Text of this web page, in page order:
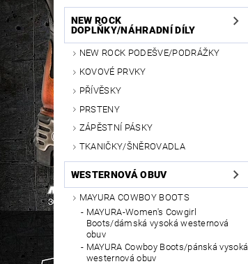
NEW ROCK
DOPLŇKY/NÁHRADNÍ DÍLY
NEW ROCK PODEŠVE/PODRÁŽKY
KOVOVÉ PRVKY
PŘÍVĚSKY
PRSTENY
ZÁPĚSTNÍ PÁSKY
TKANIČKY/ŠNĚROVADLA
WESTERNOVÁ OBUV
MAYURA COWBOY BOOTS
MAYURA-Women's Cowgirl
Boots/dámská vysoká westernová
obuv
MAYURA Cowboy Boots/pánská vysoká
westernová obuv